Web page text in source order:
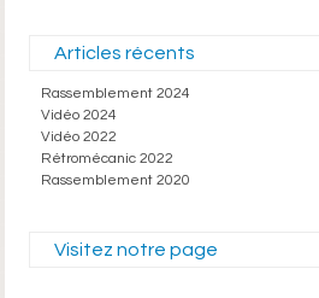
Articles récents
Rassemblement 2024
Vidéo 2024
Vidéo 2022
Rétromécanic 2022
Rassemblement 2020
Visitez notre page